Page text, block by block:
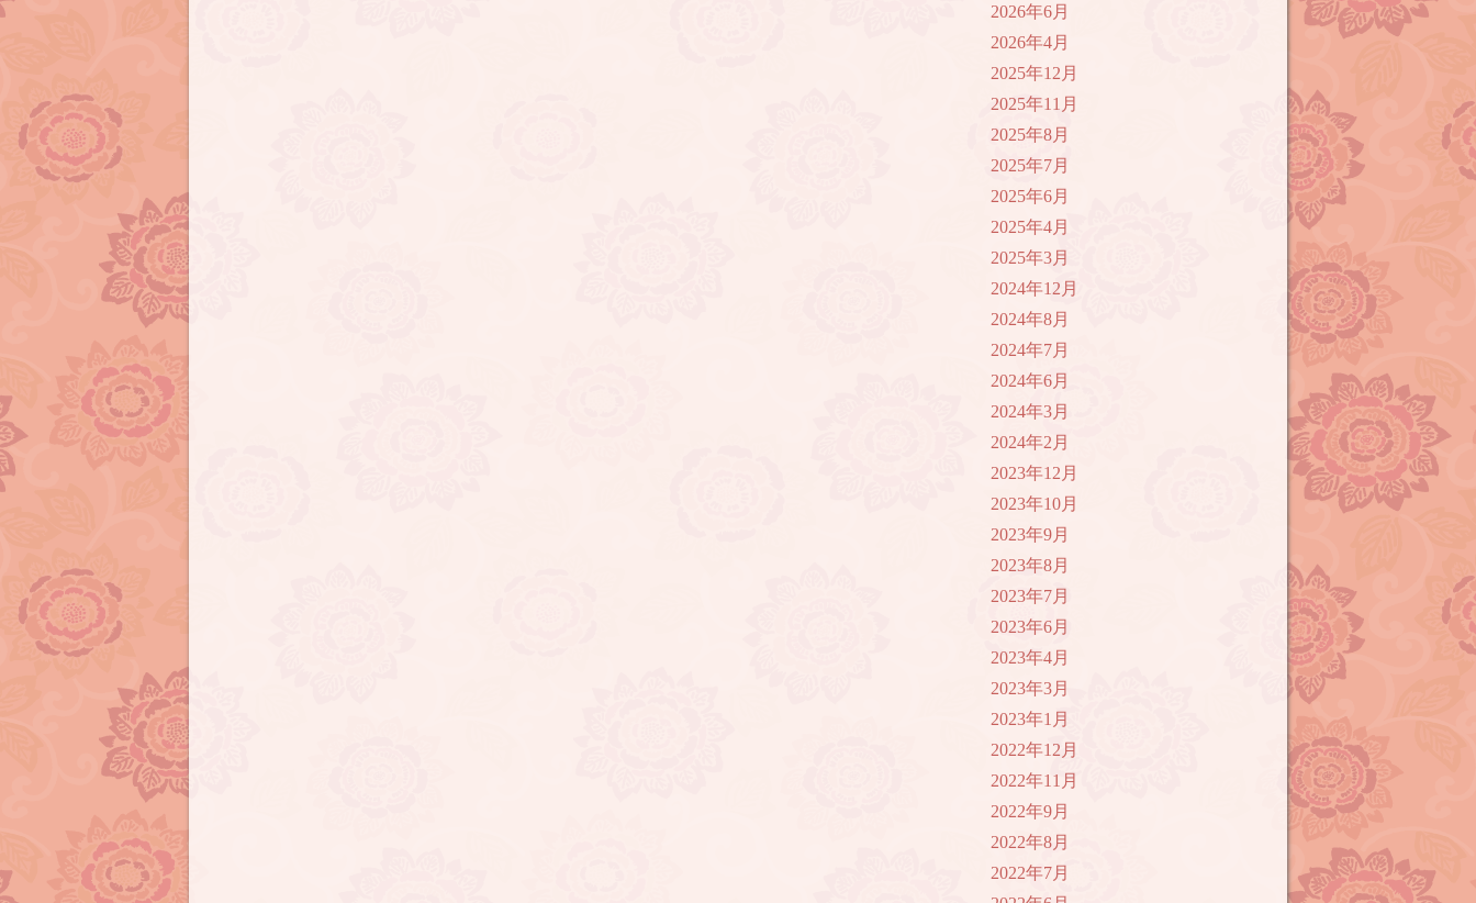
2026年6月
2026年4月
2025年12月
2025年11月
2025年8月
2025年7月
2025年6月
2025年4月
2025年3月
2024年12月
2024年8月
2024年7月
2024年6月
2024年3月
2024年2月
2023年12月
2023年10月
2023年9月
2023年8月
2023年7月
2023年6月
2023年4月
2023年3月
2023年1月
2022年12月
2022年11月
2022年9月
2022年8月
2022年7月